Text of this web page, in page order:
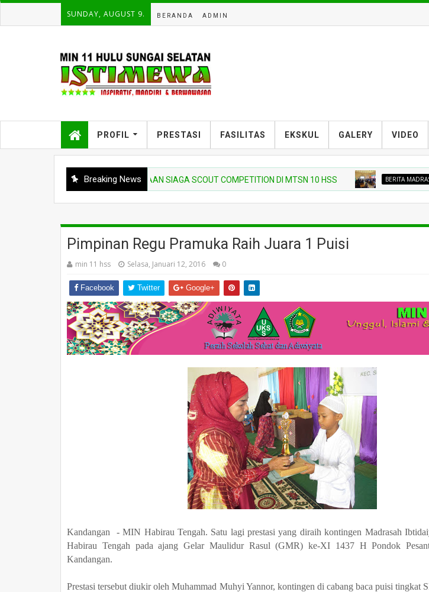
SUNDAY, AUGUST 9. BERANDA ADMIN
PROFIL PRESTASI FASILITAS EKSKUL GALERY VIDEO
Breaking News
UPACARA PEMBUKAAN SIAGA SCOUT COMPETITION DI MTSN 10 HSS BERITA MADRASAH
Pimpinan Regu Pramuka Raih Juara 1 Puisi
min 11 hss Selasa, Januari 12, 2016 0
Facebook Twitter Google+
Kandangan - MIN Habirau Tengah. Satu lagi prestasiyang diraih kontingen Madrasah
Habirau Tengah padaajangGelar Maulidur Rasul (GMR) ke-XI 1437 H Pondok
Kandangan.
Prestasi tersebut diukir oleh Muhammad Muhyi Yannor, kontingen di cabang baca puisi tingkat